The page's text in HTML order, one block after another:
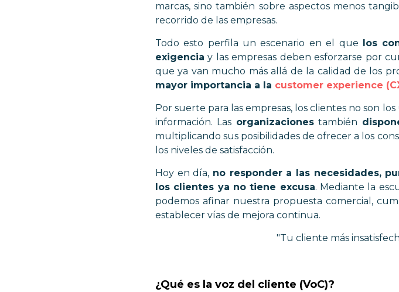
marcas, sino también sobre aspectos menos
recorrido de las empresas.
Todo esto perfila un escenario en el que
los
exigencia y las empresas deben esforzarse por
que ya van mucho más allá de la calidad de los
mayor importancia a la customer experience
Por suerte para las empresas, los clientes no son
información. Las organizacionestambién
multiplicando sus posibilidades de ofrecer a los
los niveles de satisfacción.
Hoy en día, no responder a las necesidades,
los clientes ya no tiene excusa. Mediante la
podemos afinar nuestra propuesta comercial,
establecer vías de mejora continua.
"Tu cliente más
¿Qué es la voz del cliente (VoC)?